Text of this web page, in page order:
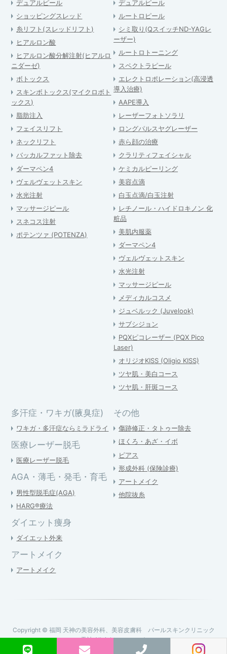
デュアルピール
ショッピングスレッド
糸リフト(スレッドリフト)
ヒアルロン酸
ヒアルロン酸分解注射(ヒアルロ
ニダーゼ)
ボトックス
スキンボトックス(マイクロボト
ックス)
脂肪注入
フェイスリフト
ネックリフト
バッカルファット除去
ダーマペン4
ヴェルヴェットスキン
水光注射
マッサージピール
スネコス注射
ポテンツァ (POTENZA)
デュアルピール
ルートロピール
シミ取り(QスイッチND-YAGレ
ーザー)
ルートロトーニング
スペクトラピール
エレクトロポレーション(高浸透
導入治療)
AAPE導入
レーザーフォトソラリ
ロングパルスヤグレーザー
赤ら顔の治療
クラリティフェイシャル
ケミカルピーリング
美容点滴
白玉点滴/白玉注射
レチノール・ハイドロキノン 化
粧品
美肌内服薬
ダーマペン4
ヴェルヴェットスキン
水光注射
マッサージピール
メディカルコスメ
ジュベルック (Juvelook)
サブシジョン
PQXピコレーザー (PQX Pico
Laser)
オリジオKISS (Oligio KISS)
ツヤ肌・美白コース
ツヤ肌・肝斑コース
多汗症・ワキガ(腋臭症)
ワキガ・多汗症ならミラドライ
医療レーザー脱毛
医療レーザー脱毛
AGA・薄毛・発毛・育毛
男性型脱毛症(AGA)
HARG®療法
ダイエット痩身
ダイエット外来
アートメイク
アートメイク
その他
傷跡修正・タトゥー除去
ほくろ・あざ・イボ
ピアス
形成外科 (保険診療)
アートメイク
他院抜糸
Copyright © 福岡 天神の美容外科、美容皮膚科 パールスキンクリニック
天神 All rights reserved.